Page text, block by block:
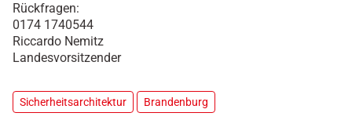
Rückfragen:
0174 1740544
Riccardo Nemitz
Landesvorsitzender
Sicherheitsarchitektur Brandenburg